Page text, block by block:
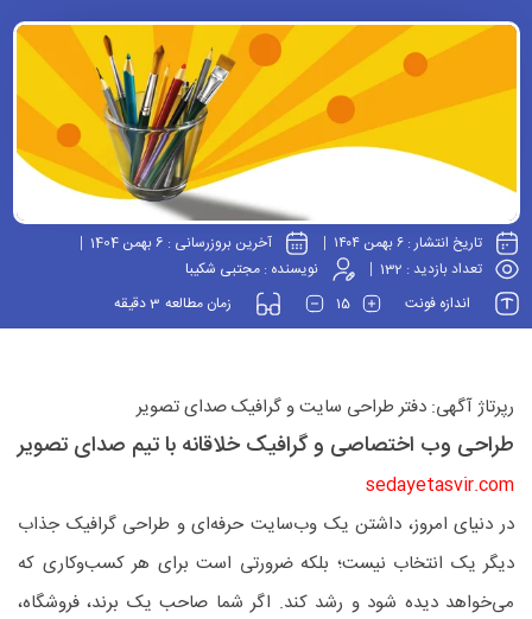
تاریخ انتشار : ۶ بهمن ۱۴۰۴ آخرین بروزرسانی : 6 بهمن 1404
تعداد بازدید : 132 نویسنده : مجتبی شکیبا
اندازه فونت
15 زمان مطالعه 3دقیقه
رپرتاژ آگهی: دفتر طراحی سایت و گرافیک صدای تصویر
طراحی وب اختصاصی و گرافیک خلاقانه با تیم صدای تصویر
sedayetasvir.com
در دنیای امروز، داشتن یک وب‌سایت حرفه‌ای و طراحی گرافیک جذاب
دیگر یک انتخاب نیست؛ بلکه ضرورتی است برای هر کسب‌وکاری که
می‌خواهد دیده شود و رشد کند. اگر شما صاحب یک برند، فروشگاه،